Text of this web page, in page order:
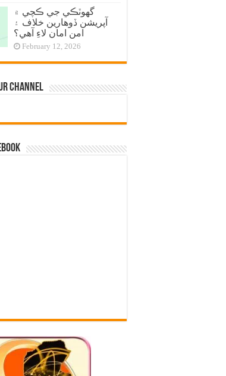
گهوٽڪي جي ڪچي ۾
آپريشن ڏوهارين خلاف ۽
امن امان لاءِ آهي؟
February 12, 2026
Channel